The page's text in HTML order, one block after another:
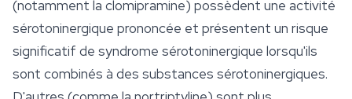
(notamment la clomipramine) possèdent une activité
sérotoninergique prononcée et présentent un risque
significatif de syndrome sérotoninergique lorsqu'ils
sont combinés à des substances sérotoninergiques.